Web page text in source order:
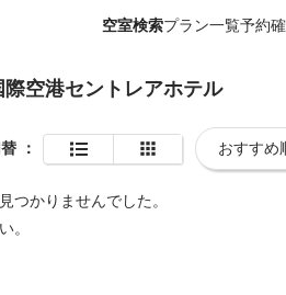
空室検索プラン一覧予約
際空港セントレアホテル
：
つかりませんでした。
。